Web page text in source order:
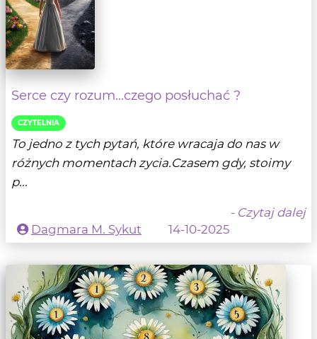
Serce czy rozum...czego posłuchać ?
CZYTELNIA
To jedno z tych pytań, które wracaja do nas w
różnych momentach zycia.Czasem gdy, stoimy
p...
- Czytaj dalej
Dagmara M. Sykut
14-10-2025